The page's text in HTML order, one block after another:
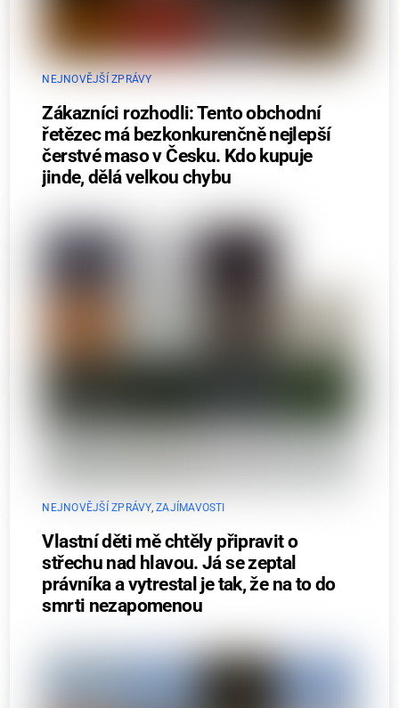
NEJNOVĚJŠÍ ZPRÁVY
Zákazníci rozhodli: Tento obchodní
řetězec má bezkonkurenčně nejlepší
čerstvé maso v Česku. Kdo kupuje
jinde, dělá velkou chybu
NEJNOVĚJŠÍ ZPRÁVY,ZAJÍMAVOSTI
Vlastní děti mě chtěly připravit o
střechu nad hlavou. Já se zeptal
právníka a vytrestal je tak, že na to do
smrti nezapomenou